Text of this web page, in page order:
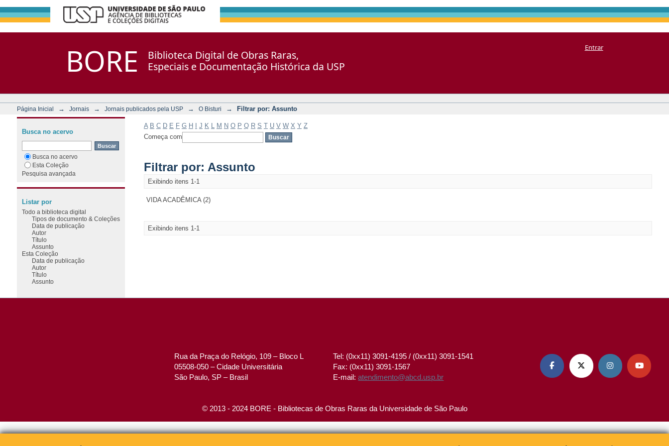
BORE
Biblioteca Digital de Obras Raras,
Especiais e Documentação Histórica da USP
Entrar
Página Inicial → Jornais → Jornais publicados pela USP → O Bisturi → Filtrar por: Assunto
A B C D E F G H J K M N O P Q R S T U V W X Y Z
Começa com
Filtrar por: Assunto
Exibindo itens 1-1
VIDA ACADÊMICA (2)
Exibindo itens 1-1
Busca no acervo
Busca no acervo
Esta Coleção
Pesquisa avançada
Listar por
Todo a biblioteca digital
Tipos de documento & Coleções
Data de publicação
Autor
Título
Assunto
Esta Coleção
Data de publicação
Autor
Título
Assunto
Rua da Praça do Relógio, 109 – Bloco L
05508-050 – Cidade Universitária
São Paulo, SP – Brasil
Tel: (0xx11) 3091-4195 / (0xx11) 3091-1541
Fax: (0xx11) 3091-1567
E-mail:atendimento@abcd.usp.br
   
© 2013 - 2024 BORE - Bibliotecas de Obras Raras da Universidade de São Paulo